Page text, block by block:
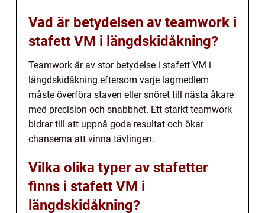
Vad är betydelsen av teamwork i
stafett VM i längdskidåkning?
Teamwork är av stor betydelse i stafett VM i
längdskidåkning eftersom varje lagmedlem
måste överföra staven eller snöret till nästa åkare
med precision och snabbhet. Ett starkt teamwork
bidrar till att uppnå goda resultat och ökar
chanserna att vinna tävlingen.
Vilka olika typer av stafetter
finns i stafett VM i
längdskidåkning?